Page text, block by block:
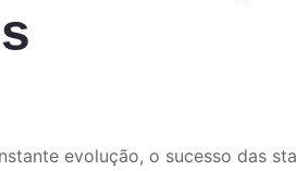
evolução, o sucesso das